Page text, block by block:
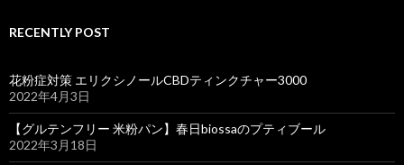
RECENTLY POST
花粉症対策 エリクシノールCBDティンクチャー3000
2022年4月3日
【グルテンフリー 米粉パン】春日biossaのプティブール
2022年3月18日